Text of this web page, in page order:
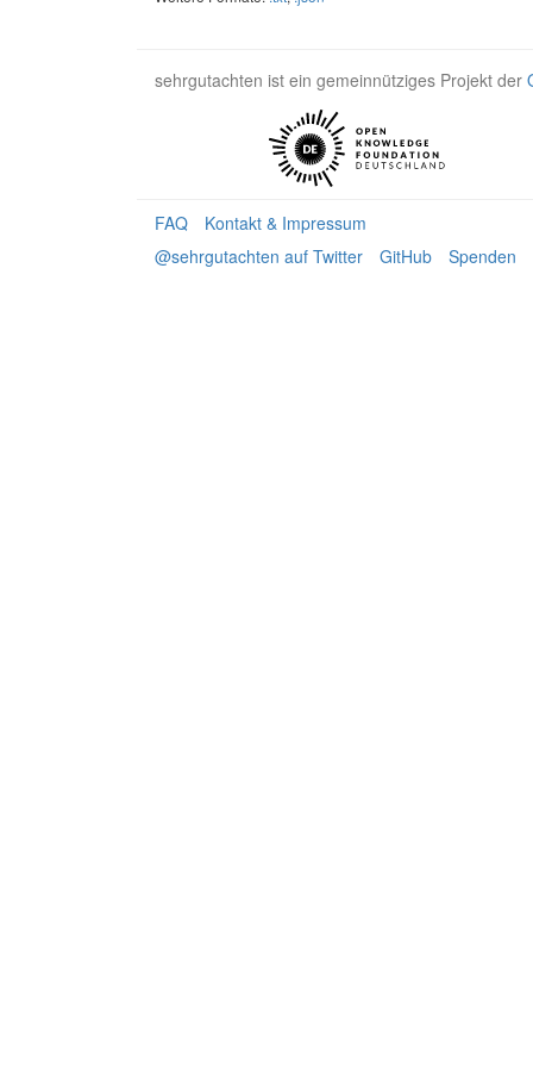
sehrgutachten ist ein gemeinnütziges Projekt der
FAQ
Kontakt & Impressum
@sehrgutachten auf Twitter
GitHub Spenden